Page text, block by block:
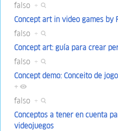
falso +
Concept art in video games by
falso +
Concept art: guía para crear
falso +
Concept demo: Conceito de
+
falso +
Conceptos a tener en cuenta
videojuegos